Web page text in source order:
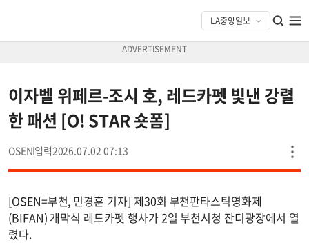
이자벨 위페르-조시 호, 레드카펫 빛낸 강렬
한 패션 [O! STAR 숏폼]
OSEN 2026.07.02 07:13
[OSEN=부천, 민경훈 기자] 제30회 부천판타스틱영화제
(BIFAN) 개막식 레드카펫 행사가 2일 부천시청 잔디광장에서 열
렸다.